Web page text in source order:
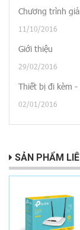
Chương trình
11/10/2016
Giới thiệu
29/02/2016
Thiết bị đi kèm
02/01/2016
SẢN PHẨM